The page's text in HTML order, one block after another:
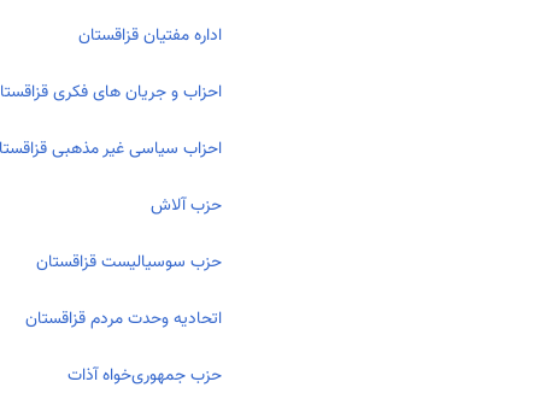
اداره مفتیان قزاقستان
احزاب و جریان های فکری
احزاب سیاسی غیر مذهبی
حزب آلاش
حزب سوسیالیست قزاقستان
اتحادیه وحدت مردم قزاقستان
حزب جمهوری‌خواه آذات